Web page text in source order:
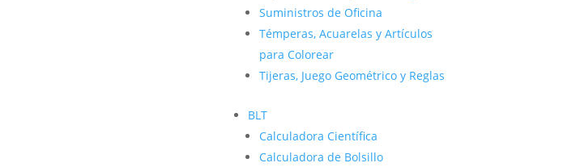
Suministros de Oficina
Témperas, Acuarelas y Artículos
para Colorear
Tijeras, Juego Geométrico y Reglas
BLT
Calculadora Científica
Calculadora de Bolsillo